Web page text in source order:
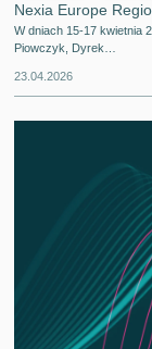
Nexia Europe
W dniach 15-17 kwietnia
Piowczyk, Dyrek…
23.04.2026